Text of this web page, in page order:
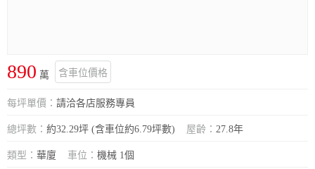
890 萬 含車位價格
每坪單價： 請洽各店服務專員
總坪數： 約32.29坪 (含車位約6.79坪數) 屋齡： 27.8年
類型： 華廈 車位： 機械 1個